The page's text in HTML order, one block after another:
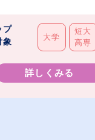
プ
象
大学
短大
高専
詳しくみる